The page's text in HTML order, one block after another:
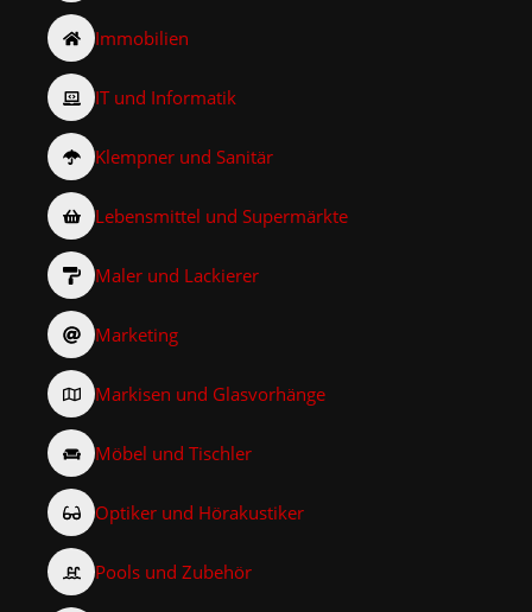
Immobilien
IT und Informatik
Klempner und Sanitär
Lebensmittel und Supermärkte
Maler und Lackierer
Marketing
Markisen und Glasvorhänge
Möbel und Tischler
Optiker und Hörakustiker
Pools und Zubehör